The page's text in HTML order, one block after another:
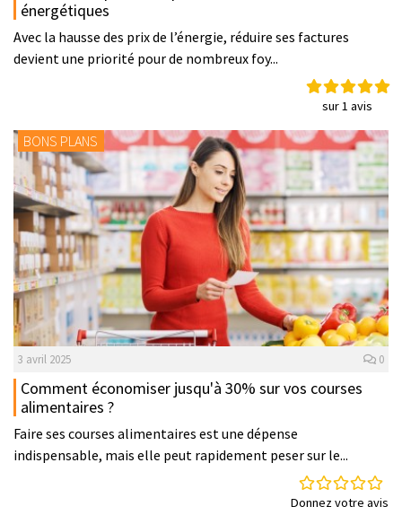
énergétiques
Avec la hausse des prix de l’énergie, réduire ses factures
devient une priorité pour de nombreux foy...
sur 1 avis
BONS PLANS
3 avril 2025 0
Comment économiser jusqu'à 30% sur vos courses
alimentaires ?
Faire ses courses alimentaires est une dépense
indispensable, mais elle peut rapidement peser sur le...
Donnez votre avis